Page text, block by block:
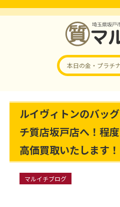
本日の金・プラチ
ルイヴィトンのバッ
チ質店坂戸店へ！程
高価買取いたします！
マルイチブログ